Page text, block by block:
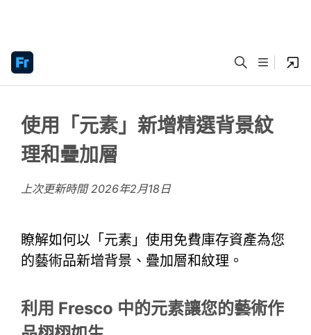
使用「元素」新增精選背景紋
理和疊加層
上次更新時間2026年2月18日
瞭解如何以「元素」使用免費庫存資產為您
的藝術品新增背景、疊加層和紋理。
利用 Fresco 中的元素讓您的藝術作